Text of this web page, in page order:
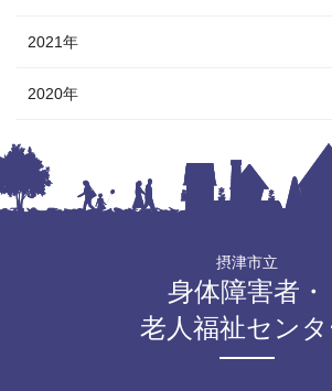
2021年
2020年
摂津市立
身体障害者・
老人福祉センタ